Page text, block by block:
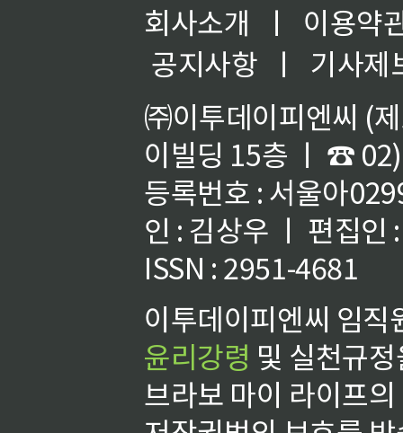
회사소개 ㅣ
이용약
공지사항
ㅣ
기사제
㈜이투데이피엔씨 (
이빌딩 15층 ㅣ ☎
등록번호 : 서울아
인 : 김상우 ㅣ 편집인
ISSN : 2951-4681
이투데이피엔씨 임
윤리강령 및 실천규
브라보 마이 라이프